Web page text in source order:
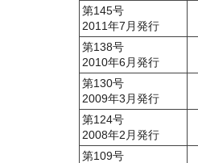
第145号
2011年7月発行
第138号
2010年6月発行
第130号
2009年3月発行
第124号
2008年2月発行
第109号